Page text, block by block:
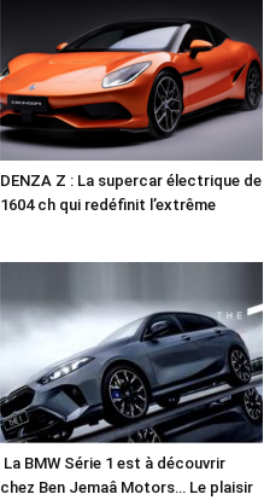
DENZA Z : La supercar électrique de
1604 ch qui redéfinit l’extrême
La BMW Série 1 est à découvrir
chez Ben Jemaâ Motors… Le plaisir